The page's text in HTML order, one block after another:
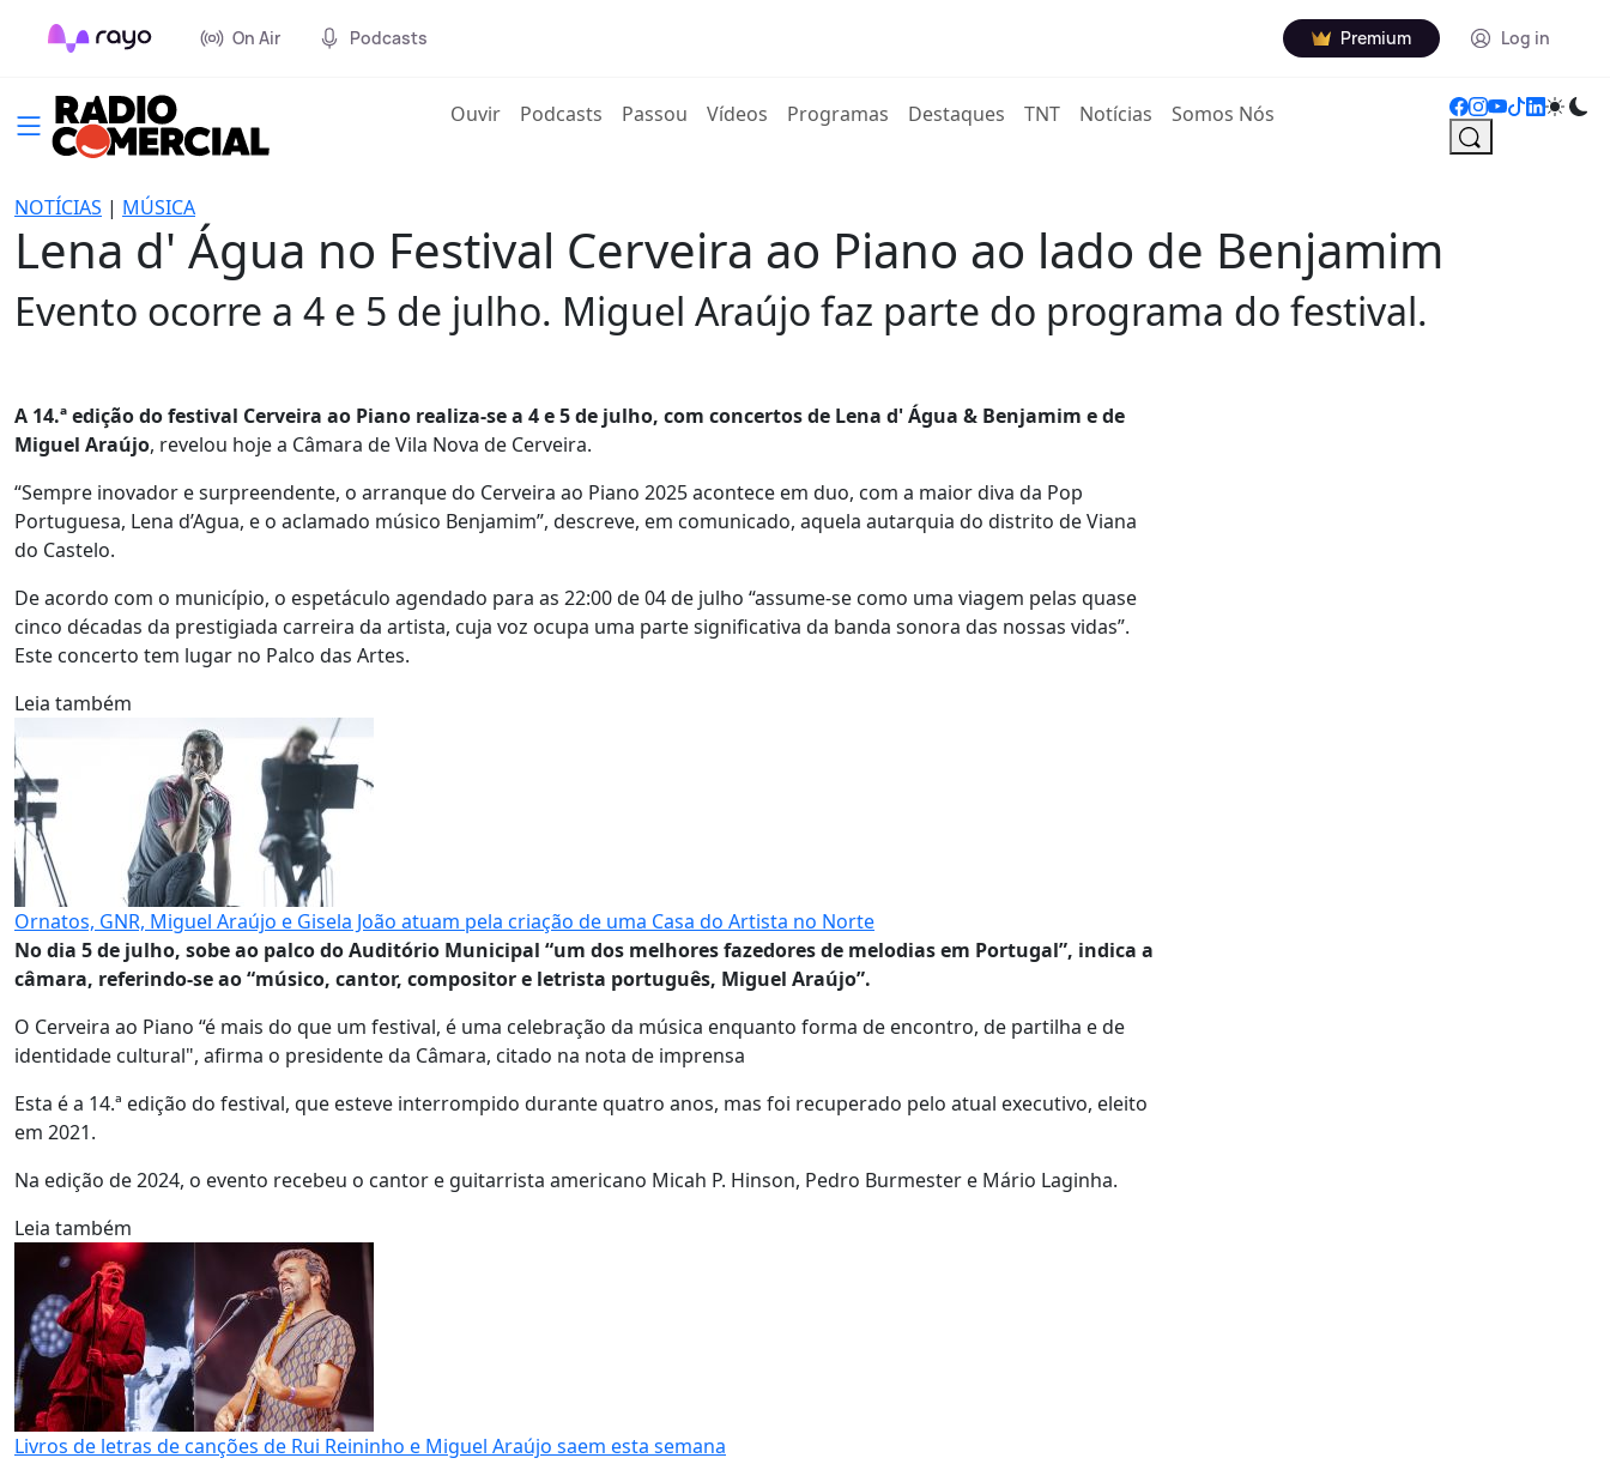
On Air Podcasts Premium Log in
Ouvir(current)
Podcasts Passou Vídeos Programas Destaques TNT Notícias Somos Nós
NOTÍCIAS | MÚSICA
Lena d' Água no Festival Cerveira ao Piano ao lado de Benjamim
Evento ocorre a 4 e 5 de julho. Miguel Araújo faz parte do programa do festival.
A 14.ª edição do festival Cerveira ao Piano realiza-se a 4 e 5 de julho, com concertos de Lena d' Água & Benjamim e de
Miguel Araújo, revelou hoje a Câmara de Vila Nova de Cerveira.
“Sempre inovador e surpreendente, o arranque do Cerveira ao Piano 2025 acontece em duo, com a maior diva da Pop
Portuguesa, Lena d’Agua, e o aclamado músico Benjamim”, descreve, em comunicado, aquela autarquia do distrito de Viana
do Castelo.
De acordo com o município, o espetáculo agendado para as 22:00 de 04 de julho “assume-se como uma viagem pelas quase
cinco décadas da prestigiada carreira da artista, cuja voz ocupa uma parte significativa da banda sonora das nossas vidas”.
Este concerto tem lugar no Palco das Artes.
Leia também
Ornatos, GNR, Miguel Araújo e Gisela João atuam pela criação de uma Casa do Artista no Norte
No dia 5 de julho, sobe ao palco do Auditório Municipal “um dos melhores fazedores de melodias em Portugal”, indica a
câmara, referindo-se ao “músico, cantor, compositor e letrista português, Miguel Araújo”.
O Cerveira ao Piano “é mais do que um festival, é uma celebração da música enquanto forma de encontro, de partilha e de
identidade cultural", afirma o presidente da Câmara, citado na nota de imprensa
Esta é a 14.ª edição do festival, que esteve interrompido durante quatro anos, mas foi recuperado pelo atual executivo, eleito
em 2021.
Na edição de 2024, o evento recebeu o cantor e guitarrista americano Micah P. Hinson, Pedro Burmester e Mário Laginha.
Leia também
Livros de letras de canções de Rui Reininho e Miguel Araújo saem esta semana